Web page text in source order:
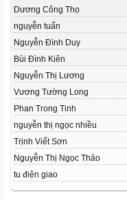
Dương Công Thọ
nguyễn tuấn
Nguyễn Đình Duy
Bùi Đình Kiên
Nguyễn Thị Lương
Vương Tường Long
Phan Trong Tinh
nguyễn thị ngọc nhiều
Trịnh Viết Sơn
Nguyễn Thị Ngọc Thảo
tu điện giao